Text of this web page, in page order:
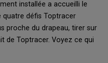
installée a accueilli le
quatre défis Toptracer
proche du drapeau, tirer sur
de Toptracer. Voyez ce qui